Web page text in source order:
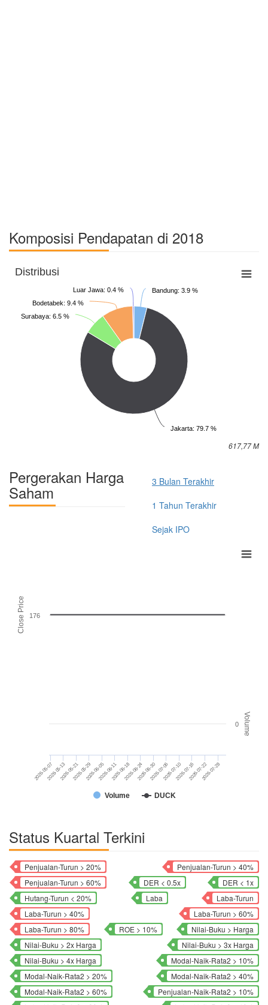
Komposisi Pendapatan di 2018
Distribusi
Bandung: 3.9 %
Jakarta: 79.7 %
Surabaya: 6.5 %
Bodetabek: 9.4 %
Luar Jawa: 0.4 %
617,77 M
Pergerakan Harga
Saham
3 Bulan Terakhir
1 Tahun Terakhir
Sejak IPO
Close Price
Volume
Volume DUCK
2026-05-07 2026-05-29 2026-06-18 2026-07-06 2026-07-22
2026-05-132026-05-21 2026-06-052026-06-11 2026-06-242026-06-30 2026-07-102026-07-16 2026-07-28
176
0
Status Kuartal Terkini
Penjualan-Turun > 20%
Penjualan-Turun > 40%
Penjualan-Turun > 60%
DER < 0.5x
DER < 1x
Hutang-Turun < 20%
Laba
Laba-Turun
Laba-Turun > 40%
Laba-Turun > 60%
Laba-Turun > 80%
ROE > 10%
Nilai-Buku > Harga
Nilai-Buku > 2x Harga
Nilai-Buku > 3x Harga
Nilai-Buku > 4x Harga
Modal-Naik-Rata2 > 10%
Modal-Naik-Rata2 > 20%
Modal-Naik-Rata2 > 40%
Modal-Naik-Rata2 > 60%
Penjualan-Naik-Rata2 > 10%